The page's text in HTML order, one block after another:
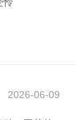
2026-06-09